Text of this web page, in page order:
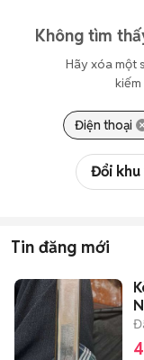
Không tìm
Hãy xóa một
Điện thoại
Đổi khu
Tin đăng mới